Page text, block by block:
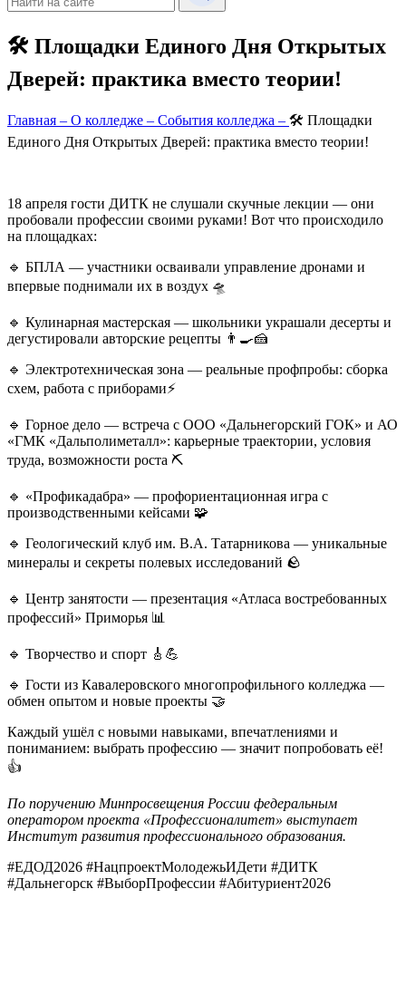
🛠 Площадки Единого Дня Открытых
Дверей: практика вместо теории!
Главная – О колледже – События колледжа – 🛠 Площадки
Единого Дня Открытых Дверей: практика вместо теории!
18 апреля гости ДИТК не слушали скучные лекции — они
пробовали профессии своими руками! Вот что происходило
на площадках:
🔹 БПЛА — участники осваивали управление дронами и
впервые поднимали их в воздух 🛸
🔹 Кулинарная мастерская — школьники украшали десерты и
дегустировали авторские рецепты 👨🍳🍰
🔹 Электротехническая зона — реальные профпробы: сборка
схем, работа с приборами⚡️
🔹 Горное дело — встреча с ООО «Дальнегорский ГОК» и АО
«ГМК «Дальполиметалл»: карьерные траектории, условия
труда, возможности роста ⛏️
🔹 «Профикадабра» — профориентационная игра с
производственными кейсами 🧩
🔹 Геологический клуб им. В.А. Татарникова — уникальные
минералы и секреты полевых исследований 🪨
🔹 Центр занятости — презентация «Атласа востребованных
профессий» Приморья 📊
🔹 Творчество и спорт 🎸💪
🔹 Гости из Кавалеровского многопрофильного колледжа —
обмен опытом и новые проекты 🤝
Каждый ушёл с новыми навыками, впечатлениями и
пониманием: выбрать профессию — значит попробовать её!
👍
По поручению Минпросвещения России федеральным
оператором проекта «Профессионалитет» выступает
Институт развития профессионального образования.
#ЕДОД2026 #НацпроектМолодежьИДети #ДИТК
#Дальнегорск #ВыборПрофессии #Абитуриент2026